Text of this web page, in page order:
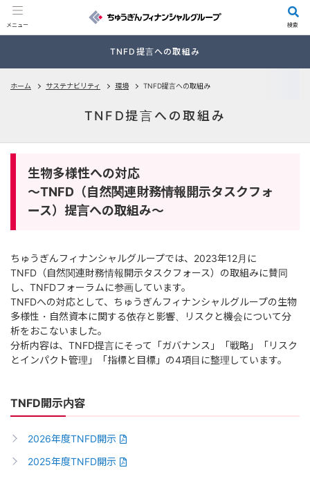
メニュー 検索
TNFD提言への取組み
ホーム サステナビリティ 環境 TNFD提言への取組み
TNFD提言への取組み
生物多様性への対応
～TNFD（自然関連財務情報開示タスクフォ
ース）提言への取組み～
ちゅうぎんフィナンシャルグループでは、2023年12月に
TNFD（自然関連財務情報開示タスクフォース）の取組みに賛同
し、TNFDフォーラムに参画しています。
TNFDへの対応として、ちゅうぎんフィナンシャルグループの生物
多様性・自然資本に関する依存と影響、リスクと機会について分
析をおこないました。
分析内容は、TNFD提言にそって「ガバナンス」「戦略」「リスク
とインパクト管理」「指標と目標」の4項目に整理しています。
TNFD開示内容
2026年度TNFD開示
2025年度TNFD開示